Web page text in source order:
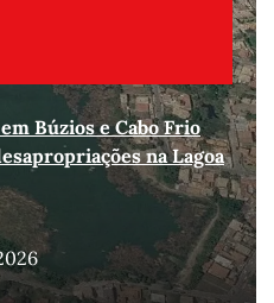
Búzios e Cabo Frio
na Lagoa